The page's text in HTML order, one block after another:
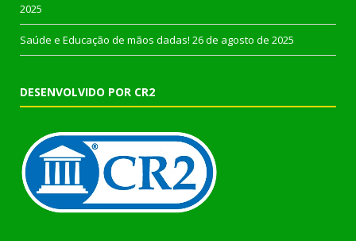
2025
Saúde e Educação de mãos dadas! 26 de agosto de 2025
DESENVOLVIDO POR CR2